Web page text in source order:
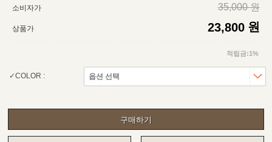
소비자가 35,000 원
상품가 23,800 원
적립금:1%
COLOR :
구매하기